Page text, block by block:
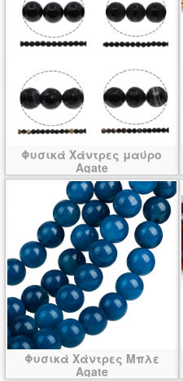
Φυσικά Χάντρες μαύρο
Agate
Φυσικά Χάντρες Μπλε
Agate